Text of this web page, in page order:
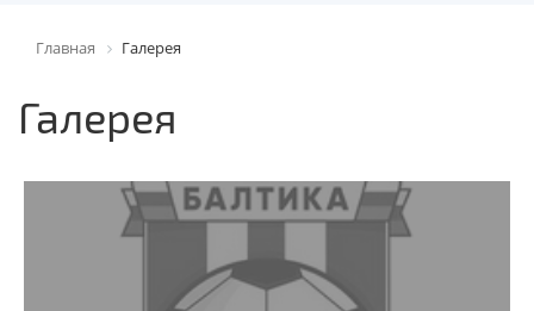
Главная Галерея
Галерея